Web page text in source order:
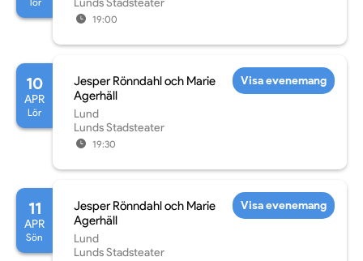
Lunds Stadsteater
19:00
10
APR
Lör
Jesper Rönndahl och Marie
Agerhäll
Lund
Lunds Stadsteater
19:30
Visa evenemang
11
APR
Sön
Jesper Rönndahl och Marie
Agerhäll
Lund
Lunds Stadsteater
Visa evenemang